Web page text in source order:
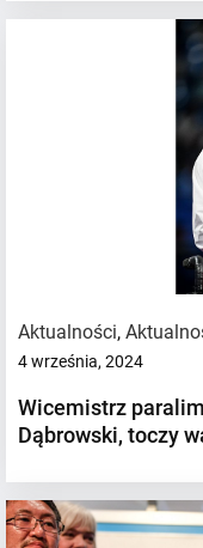
Aktualności,
4 września, 2024
Wicemistrz
Dąbrowski, toczy